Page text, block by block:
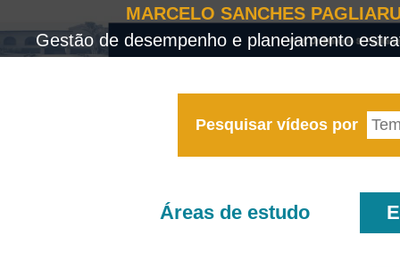
MARCELO SANCHES
Gestão de desempenho e planejamento
Pesquisar vídeos por
Áreas de estudo